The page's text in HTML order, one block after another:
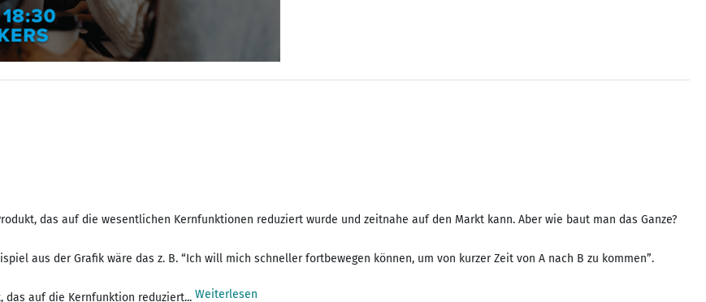
das auf die wesentlichen Kernfunktionen reduziert wurde und zeitnahe auf den Markt kann. Aber wie baut man das Ganze?
aus der Grafik wäre das z. B. “Ich will mich schneller fortbewegen können, um von kurzer Zeit von A nach B zu kommen”.
auf die Kernfunktion reduziert... Weiterlesen